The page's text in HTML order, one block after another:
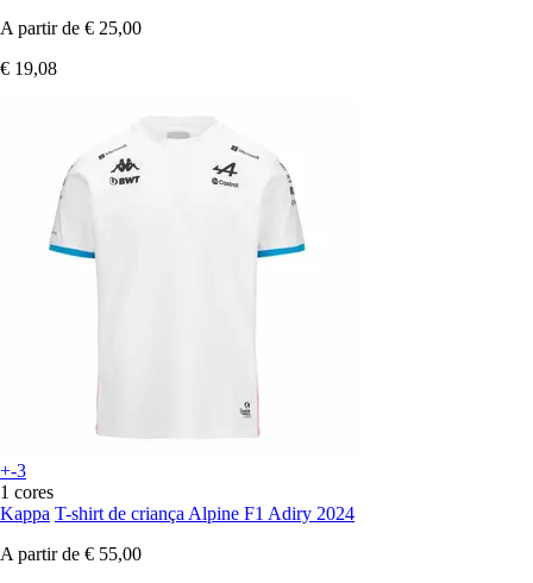
A partir de € 25,00
€ 19,08
+-3
1 cores
Kappa T-shirt de criança Alpine F1 Adiry 2024
A partir de € 55,00